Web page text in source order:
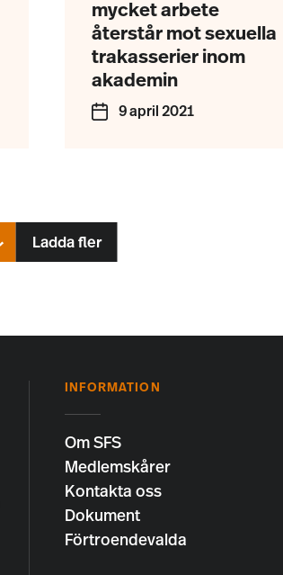
mycket arbete
återstår mot sexuella
trakasserier inom
akademin
9 april 2021
Ladda fler
INFORMATION
Om SFS
Medlemskårer
Kontakta oss
Dokument
Förtroendevalda